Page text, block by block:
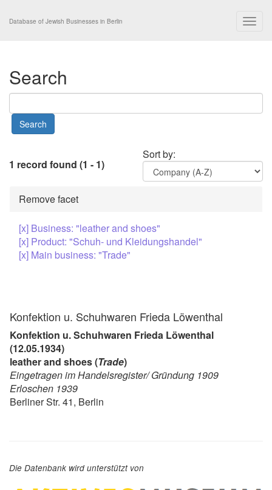
Database of Jewish Businesses in Berlin
Search
Sort by:
1 record found (1 - 1)
Remove facet
[x] Business: "leather and shoes"
[x] Product: "Schuh- und Kleidungshandel"
[x] Main business: "Trade"
Konfektion u. Schuhwaren Frieda Löwenthal
Konfektion u. Schuhwaren Frieda Löwenthal
(12.05.1934)
leather and shoes (Trade)
Eingetragen im Handelsregister/ Gründung 1909
Erloschen 1939
Berliner Str. 41, Berlin
Die Datenbank wird unterstützt von